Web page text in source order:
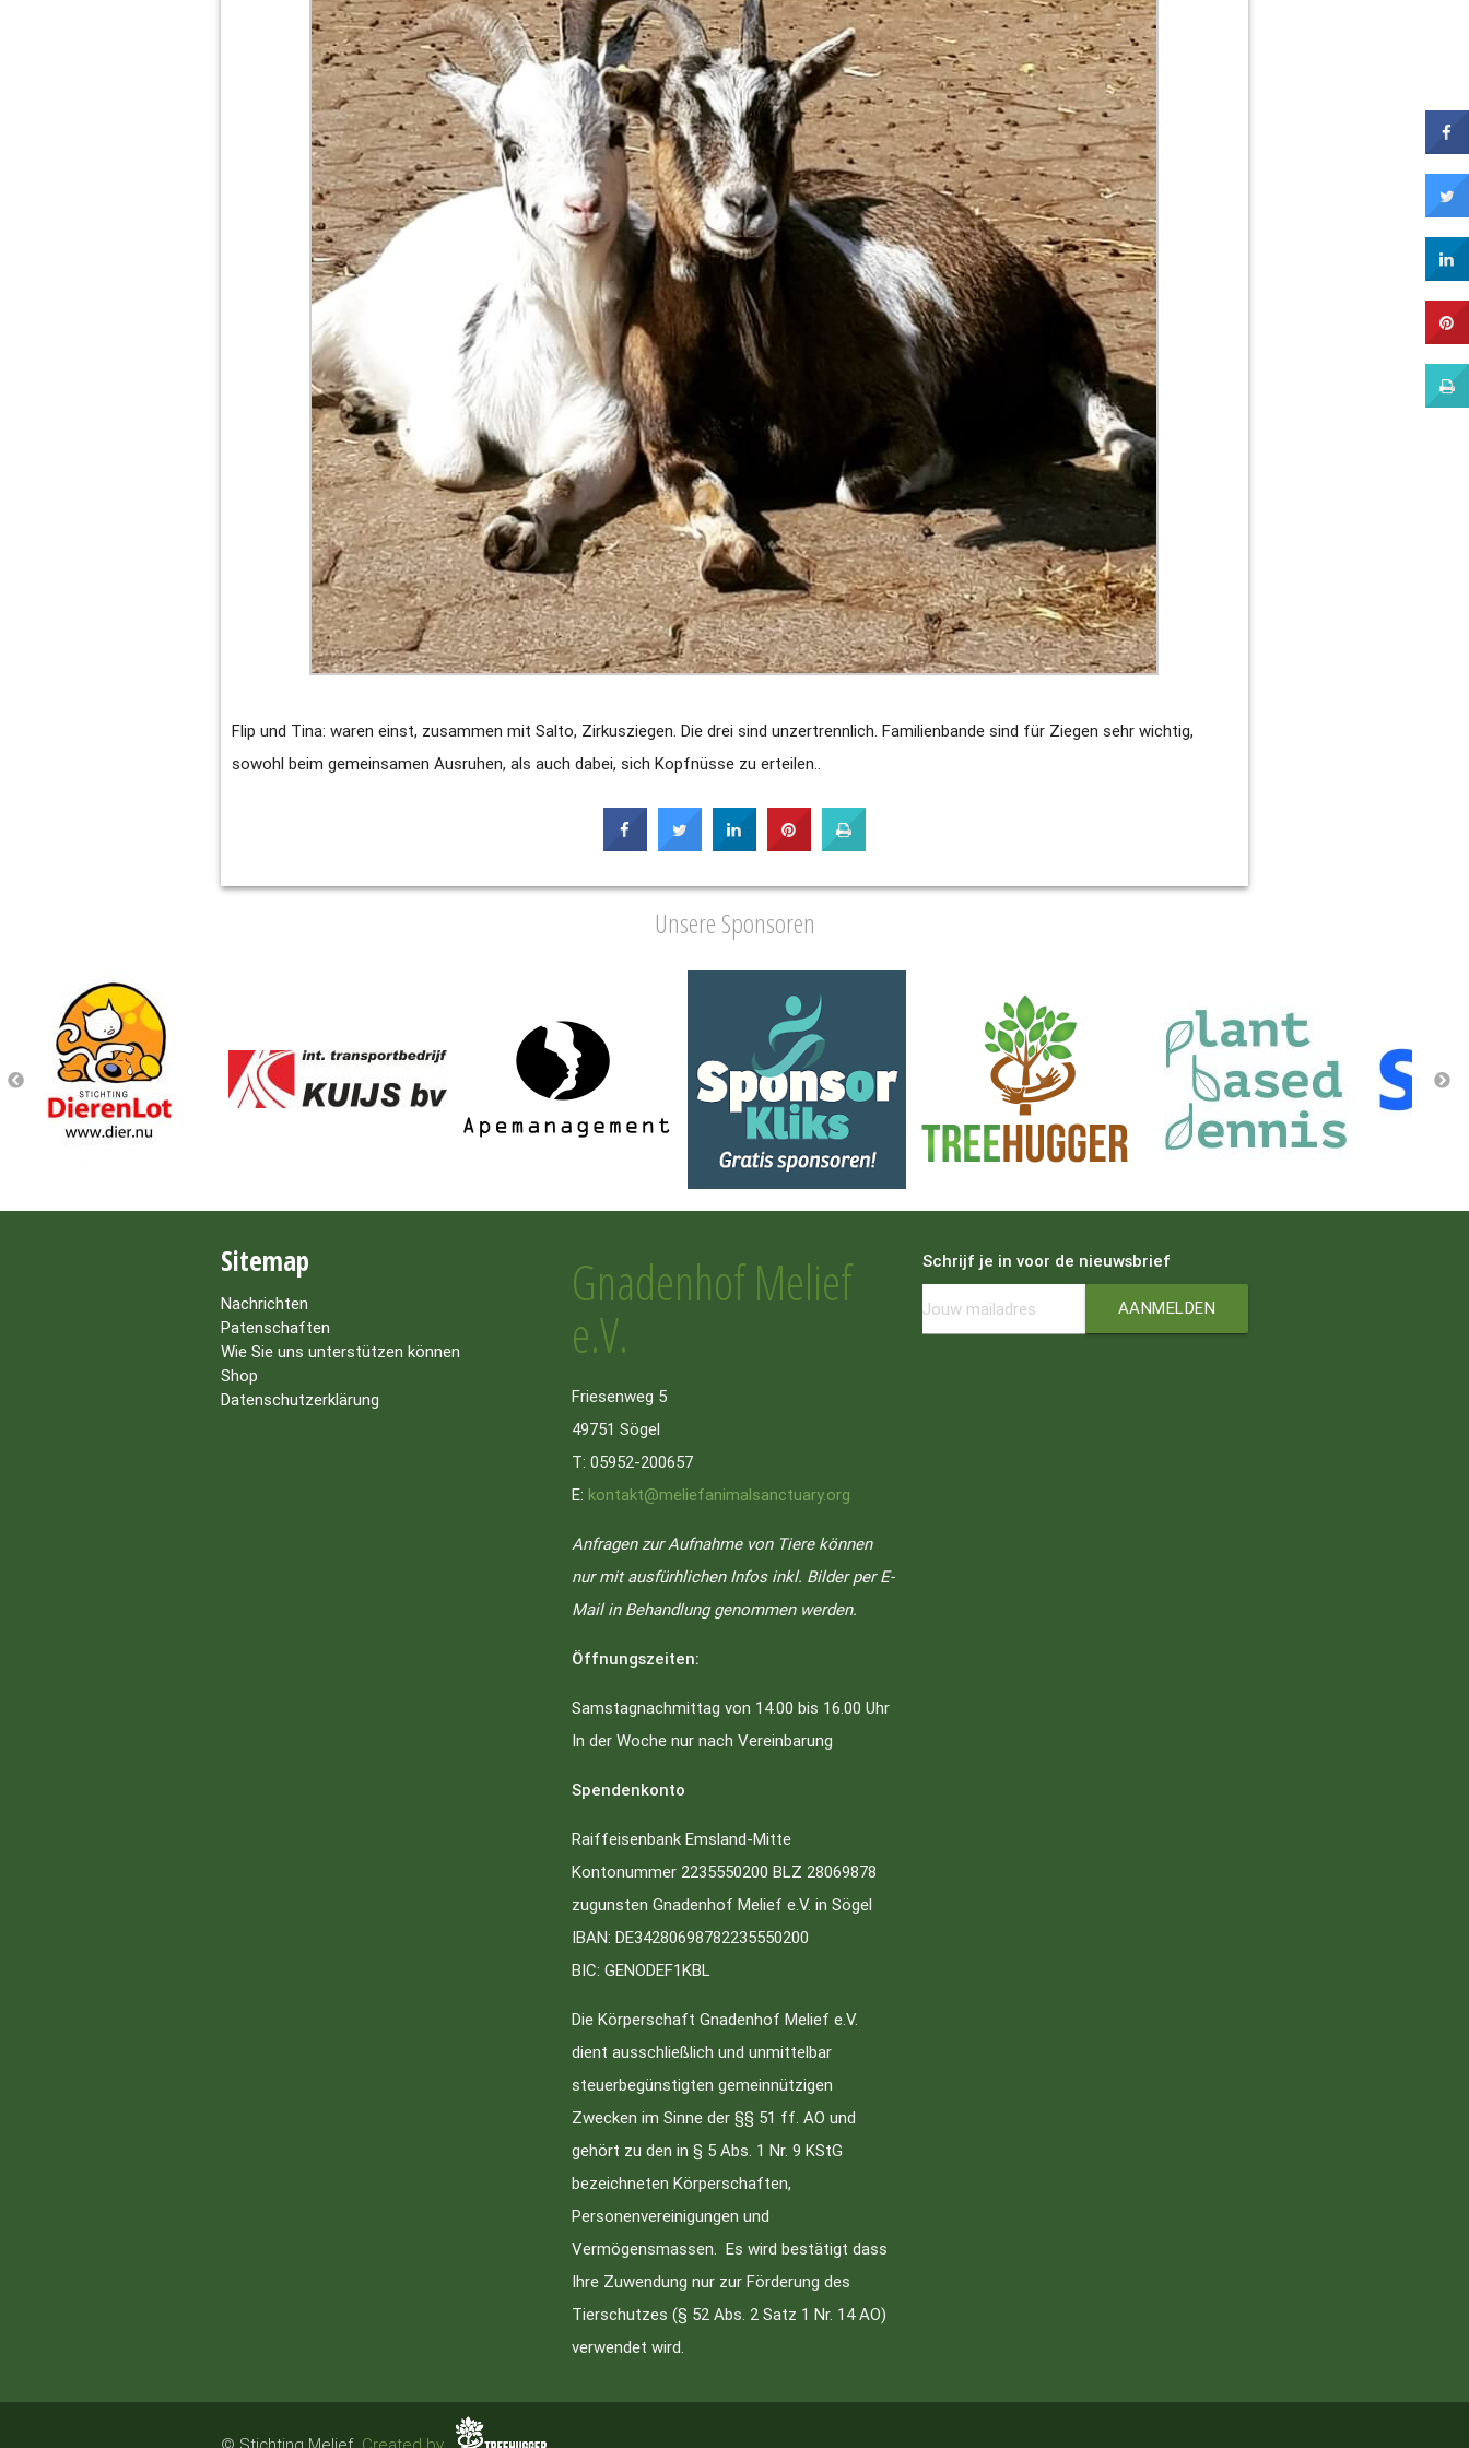
Flip und Tina: waren einst, zusammen mit Salto, Zirkusziegen. Die drei sind unzertrennlich. Familienbande sind für Ziegen sehr wichtig,
sowohl beim gemeinsamen Ausruhen, als auch dabei, sich Kopfnüsse zu erteilen..
Unsere Sponsoren
Sitemap
Nachrichten
Patenschaften
Wie Sie uns unterstützen können
Shop
Datenschutzerklärung
Gnadenhof Melief
e.V.
Friesenweg 5
49751 Sögel
T: 05952-200657
E: kontakt@meliefanimalsanctuary.org
Anfragen zur Aufnahme von Tiere können
nur mit ausfürhlichen Infos inkl. Bilder per E-
Mail in Behandlung genommen werden.
Öffnungszeiten:
Samstagnachmittag von 14.00 bis 16.00 Uhr
In der Woche nur nach Vereinbarung
Spendenkonto
Raiffeisenbank Emsland-Mitte
Kontonummer 2235550200 BLZ 28069878
zugunsten Gnadenhof Melief e.V. in Sögel
IBAN: DE34280698782235550200
BIC: GENODEF1KBL
Die Körperschaft Gnadenhof Melief e.V.
dient ausschließlich und unmittelbar
steuerbegünstigten gemeinnützigen
Zwecken im Sinne der §§ 51 ff. AO und
gehört zu den in § 5 Abs. 1 Nr. 9 KStG
bezeichneten Körperschaften,
Personenvereinigungen und
Vermögensmassen. Es wird bestätigt dass
Ihre Zuwendung nur zur Förderung des
Tierschutzes (§ 52 Abs. 2 Satz 1 Nr. 14 AO)
verwendet wird.
Schrijf je in voor de nieuwsbrief